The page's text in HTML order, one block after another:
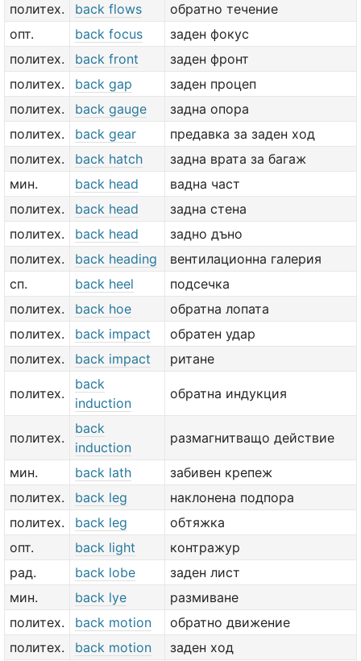
политех.
back flows
обратно течение
опт.
back focus
заден фокус
политех.
back front
заден фронт
политех.
back gap
заден процеп
политех.
back gauge
задна опора
политех.
back gear
предавка за заден ход
политех.
back hatch
задна врата за багаж
мин.
back head
вадна част
политех.
back head
задна стена
политех.
back head
задно дъно
политех.
back heading
вентилационна галерия
сп.
back heel
подсечка
политех.
back hoe
обратна лопата
политех.
back impact
обратен удар
политех.
back impact ритане
политех.
back
induction
обратна индукция
политех.
back
induction
размагнитващо действие
мин. back lath
забивен крепеж
политех.
back leg
наклонена подпора
политех.
back leg
обтяжка
опт.
back light
контражур
рад.
back lobe
заден лист
мин.
back lye
размиване
политех.
back motion
обратно движение
политех.
back motion заден ход